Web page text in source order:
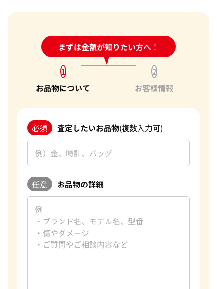
まずは金額が知りたい方へ！
24時間受付中!問い合わせフォーム
1
お品物について
2
お客様情報
必須 査定したいお品物(複数入力可)
任意 お品物の詳細